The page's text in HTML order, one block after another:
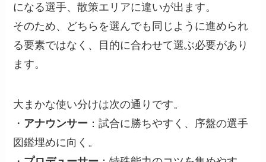
になる選手、散策エリアに違いが出ます。
そのため、どちらを選んでも同じように進められ
る要素ではなく、目的に合わせて選ぶ必要があり
ます。
大まかな使い分けは次の通りです。
・ アナウンサー ：試合に勝ちやすく、序盤の選手
図鑑埋めに向く。